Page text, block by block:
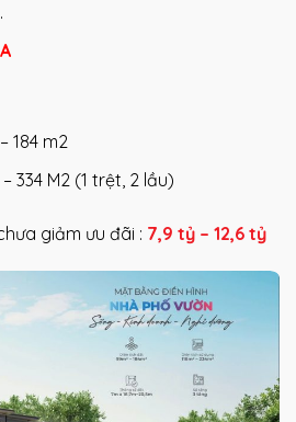
184 m2
334 M2 (1 trệt, 2 lầu)
giảm ưu đãi : 7,9 tỷ – 12,6 tỷ